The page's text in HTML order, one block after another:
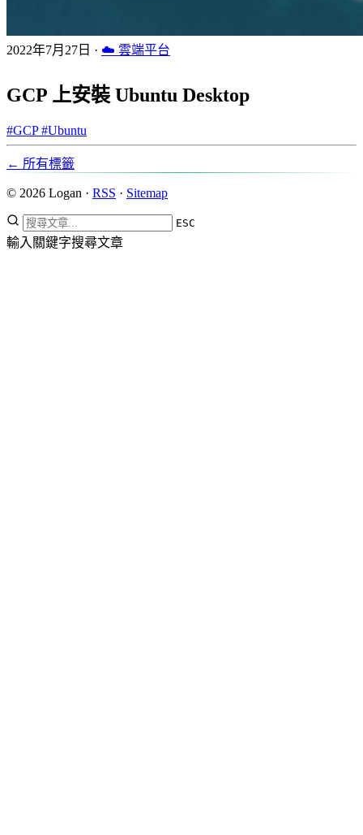
2022年7月27日 · ☁️ 雲端平台
GCP 上安裝 Ubuntu Desktop
#GCP#Ubuntu
← 所有標籤
© 2026 Logan · RSS · Sitemap
ESC
輸入關鍵字搜尋文章